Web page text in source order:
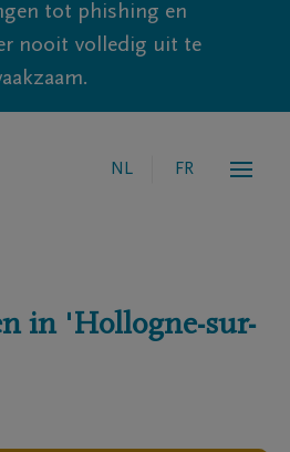
tot phishing en
nooit volledig uit te
NL FR
in 'Hollogne-sur-